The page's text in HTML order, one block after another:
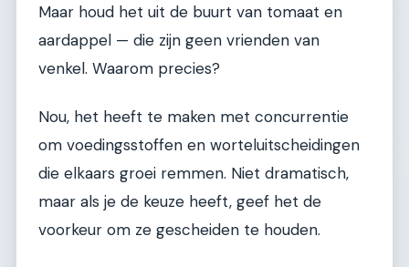
Maar houd het uit de buurt van tomaat en
aardappel — die zijn geen vrienden van
venkel. Waarom precies?
Nou, het heeft te maken met concurrentie
om voedingsstoffen en worteluitscheidingen
die elkaars groei remmen. Niet dramatisch,
maar als je de keuze heeft, geef het de
voorkeur om ze gescheiden te houden.